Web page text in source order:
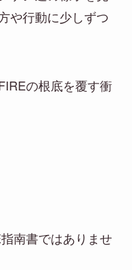
や行動に少しずつ
の根底を覆す衝
南書ではありませ